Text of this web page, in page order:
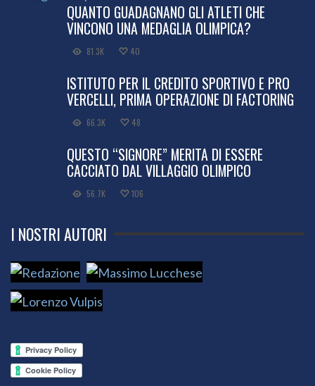
QUANTO GUADAGNANO GLI ATLETI CHE
VINCONO UNA MEDAGLIA OLIMPICA?
81.3K 40
ISTITUTO PER IL CREDITO SPORTIVO E PRO
VERCELLI, PRIMA OPERAZIONE DI FACTORING
66.3K 48
QUESTO “SIGNORE” MERITA DI ESSERE
CACCIATO DAL VILLAGGIO OLIMPICO
56.7K 106
I NOSTRI AUTORI